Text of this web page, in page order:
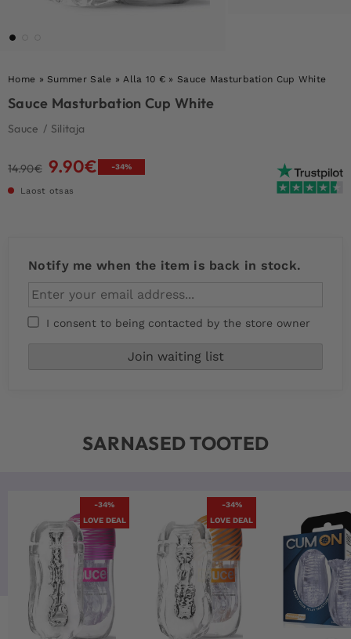
Home »Summer Sale » Alla 10 € » Sauce Masturbation Cup White
Sauce Masturbation Cup White
Sauce / Silitaja
14.90€ Algne
9.90€ Current
-34%
Laost otsas
Notify me when the item is back in stock.
I consent to being contacted by the store owner
SARNASED TOOTED
-34%
LOVE DEAL
-34%
LOVE DEAL